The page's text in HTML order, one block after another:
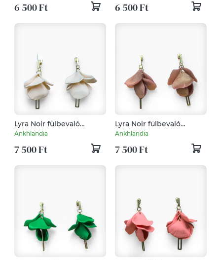
6 500 Ft 6 500 Ft
Lyra Noir fülbevaló
Bőrszín
Ankhlandia
7 500 Ft
Lyra Noir fülbevaló
Rózsaarany
Ankhlandia
7 500 Ft